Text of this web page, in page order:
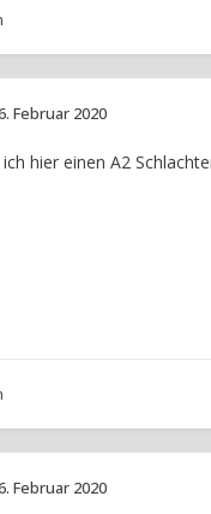
Februar 2020
hier einen A2
Februar 2020